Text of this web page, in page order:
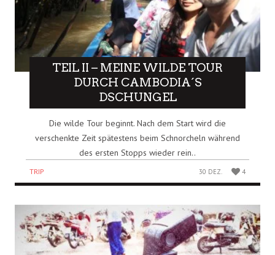
TEIL II – MEINE WILDE TOUR
DURCH CAMBODIA´S
DSCHUNGEL
Die wilde Tour beginnt. Nach dem Start wird die
verschenkte Zeit spätestens beim Schnorcheln während
des ersten Stopps wieder rein..
TRIP 30 DEZ. 4